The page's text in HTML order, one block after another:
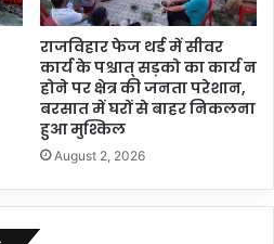
राजविहार फेज थर्ड में सीवर
कार्य के पश्चात् सड़को का कार्य न
होने पर क्षेत्र की जनता परेशान,
बरसात में घरों से बाहर निकलना
हुआ मुश्किल
August 2, 2026